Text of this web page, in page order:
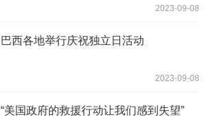
2023-09-08
巴西各地举行庆祝独立日活动
2023-09-08
“美国政府的救援行动让我们感到失望”